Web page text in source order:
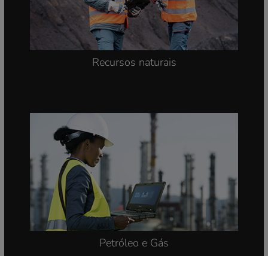
Fabricação industrial